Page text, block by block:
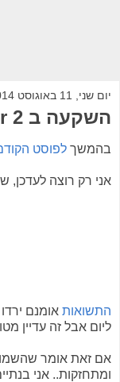
יום שני, 11 באוגוסט 2014
השקעה ב bitcoin-trader 2
בהמשך לפוסט
אני רק רוצה לעדכן,
התשואות
ליום אבל זה עדיין
אם זאת אומר
ומתחזקות.. אני